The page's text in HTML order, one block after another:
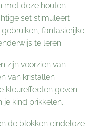
met deze houten
set stimuleert
fantasierijke
te leren.
zijn voorzien van
van kristallen
kleureffecten geven
je kind prikkelen.
de blokken eindeloze